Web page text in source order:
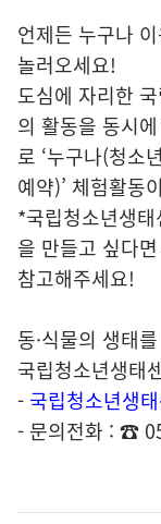
언제든 누구나
놀러오세요!
도심에 자리한
의 활동을 동시
로 ‘누구나(청소
예약)’ 체험활동
*국립청소년생
을 만들고 싶다
참고해주세요!
동·식물의 생태
국립청소년생태
- 국립청소년생
- 문의전화 : ☎